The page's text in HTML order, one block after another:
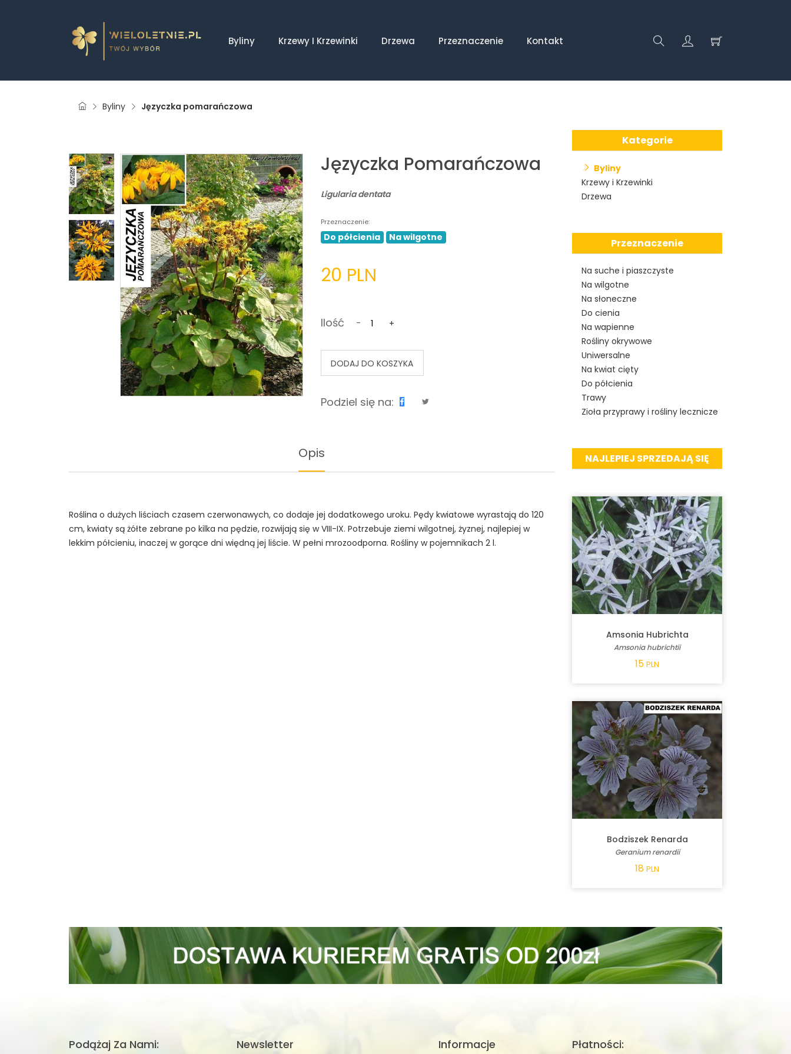
Byliny Krzewy I Krzewinki Drzewa Przeznaczenie Kontakt
Byliny Języczka pomarańczowa
Języczka Pomarańczowa
Ligularia dentata
Przeznaczenie:
Do półcienia Na wilgotne
20 PLN
Ilość - +
DODAJ DO KOSZYKA
Podziel się na:
Opis
Roślina o dużych liściach czasem czerwonawych, co dodaje jej dodatkowego uroku. Pędy kwiatowe wyrastają do 120
cm, kwiaty są żółte zebrane po kilka na pędzie, rozwijają się w VIII-IX. Potrzebuje ziemi wilgotnej, żyznej, najlepiej w
lekkim półcieniu, inaczej w gorące dni więdną jej liście. W pełni mrozoodporna. Rośliny w pojemnikach 2 l.
Kategorie
Byliny
Krzewy i Krzewinki
Drzewa
Przeznaczenie
Na suche i piaszczyste
Na wilgotne
Na słoneczne
Do cienia
Na wapienne
Rośliny okrywowe
Uniwersalne
Na kwiat cięty
Do półcienia
Trawy
Zioła przyprawy i rośliny lecznicze
NAJLEPIEJ SPRZEDAJĄ SIĘ
Amsonia Hubrichta
Amsonia hubrichtii
15 PLN
Bodziszek Renarda
Geranium renardii
18 PLN
Podążaj Za Nami: Newsletter Informacje Płatności: